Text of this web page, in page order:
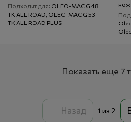
Подходит для OLEO-MAC G 48
TK ALL ROAD, OLEO-MAC G 53
TK ALL ROAD PLUS
Показать еще 7
Назад 1 из 2